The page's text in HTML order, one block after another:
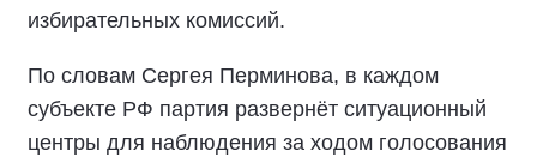
избирательных комиссий.
По словам Сергея Перминова, в каждом
субъекте РФ партия развернёт ситуационный
центры для наблюдения за ходом голосования